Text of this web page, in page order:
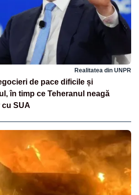
Realitatea din UNPR
de pace dificile și
în timp ce Teheranul neagă
SUA